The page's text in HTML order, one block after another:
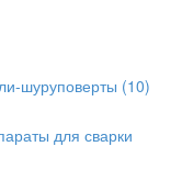
шуруповерты (10)
для сварки